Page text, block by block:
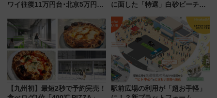
ワイ往復11万円台･北京5万円台
来春のGW旅行まで狙える激ア
ツ路線まとめ（8/10まで）
に面した「特選」白砂ビーチは
会」は8月11日開催！
【九州初】最短2秒で予約完売！
駅前広場の利用が「超お手軽」